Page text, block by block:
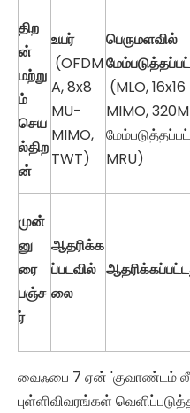
திற
ன்
மற்று
ம்
செய
ல்திற
ன்
உயர்
(OFDM
A, 8x8
MU-
MIMO,
TWT)
பெருமளவில்
(MLO,
MIMO,
MRU)
முன்
னு
ரை
பஞ்ச
ர்
ஆதரிக்க
ப்படவில்
லை
வைஃபை 7 ஏன் 'குவாண்டம்
புள்ளிவிவரங்கள்